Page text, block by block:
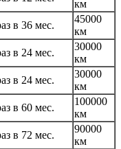
км
в 36 мес.
45000
км
в 24 мес.
30000
км
в 24 мес.
30000
км
в 60 мес.
100000
км
в 72 мес.
90000
км